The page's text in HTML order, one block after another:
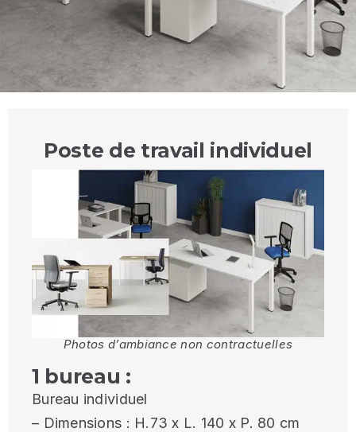
Poste de travail individuel
Photos d’ambiance non contractuelles
1 bureau :
Bureau individuel
– Dimensions : H.73 x L. 140 x P. 80 cm